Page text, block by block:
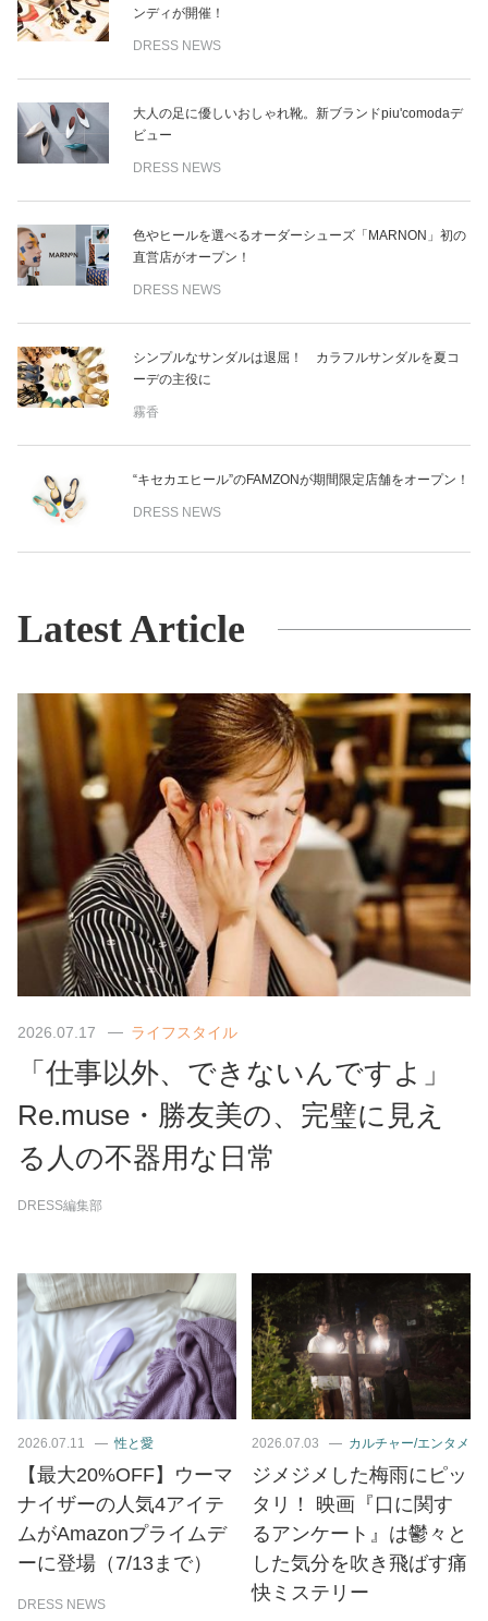
ンディが開催！
DRESS NEWS
大人の足に優しいおしゃれ靴。新ブランドpiu'comodaデ
ビュー
DRESS NEWS
色やヒールを選べるオーダーシューズ「MARNON」初の
直営店がオープン！
DRESS NEWS
シンプルなサンダルは退屈！ カラフルサンダルを夏コ
ーデの主役に
霧香
“キセカエヒール”のFAMZONが期間限定店舗をオープン！
DRESS NEWS
Latest Article
2026.07.17 ライフスタイル
「仕事以外、できないんですよ」
Re.muse・勝友美の、完璧に見え
る人の不器用な日常
DRESS編集部
2026.07.11 性と愛
【最大20%OFF】ウーマ
ナイザーの人気4アイテ
ムがAmazonプライムデ
ーに登場（7/13まで）
DRESS NEWS
2026.07.03 カルチャー/エンタメ
ジメジメした梅雨にピッ
タリ！ 映画『口に関す
るアンケート』は鬱々と
した気分を吹き飛ばす痛
快ミステリー